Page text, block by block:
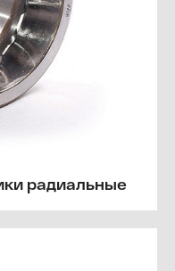
радиальные